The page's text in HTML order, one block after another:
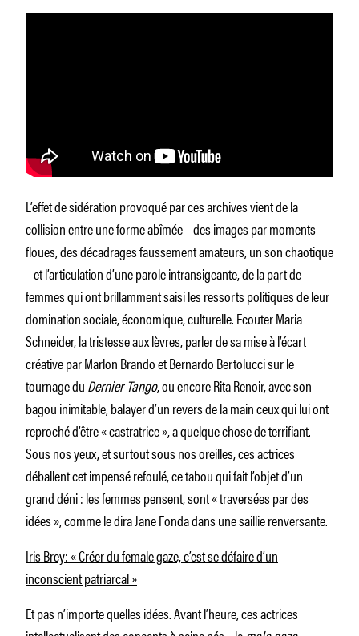
L’effet de sidération provoqué par ces archives vient de la
collision entre une forme abîmée – des images par moments
floues, des décadrages faussement amateurs, un son chaotique
– et l’articulation d’une parole intransigeante, de la part de
femmes qui ont brillamment saisi les ressorts politiques de leur
domination sociale, économique, culturelle. Ecouter Maria
Schneider, la tristesse aux lèvres, parler de sa mise à l’écart
créative par Marlon Brando et Bernardo Bertolucci sur le
tournage duDernier Tango, ou encore Rita Renoir, avec son
bagou inimitable, balayer d’un revers de la main ceux qui lui ont
reproché d’être « castratrice », a quelque chose de terrifiant.
Sous nos yeux, et surtout sous nos oreilles, ces actrices
déballent cet impensé refoulé, ce tabou qui fait l’objet d’un
grand déni : les femmes pensent, sont « traversées par des
idées », comme le dira Jane Fonda dans une saillie renversante.
Iris Brey: « Créer du female gaze, c’est se défaire d’un
inconscient patriarcal »
Et pas n’importe quelles idées. Avant l’heure, ces actrices